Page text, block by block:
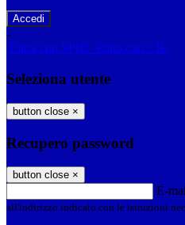
-
Entra con SPID Entra con CIE
Seleziona utente
button close ×
Recupero password
button close ×
E-
all'indirizzo indicato con le istruzioni